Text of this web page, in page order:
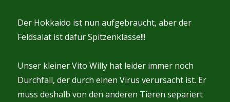
Der Hokkaido ist nun aufgebraucht, aber der
Feldsalat ist dafür Spitzenklasse!!!
Unser kleiner Vito Willy hat leider immer noch
Durchfall, der durch einen Virus verursacht ist. Er
muss deshalb von den anderen Tieren separiert